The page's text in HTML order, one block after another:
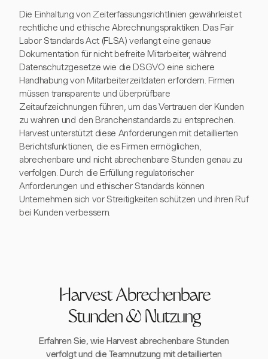
Die Einhaltung von Zeiterfassungsrichtlinien gewährleistet
rechtliche und ethische Abrechnungspraktiken. Das Fair
Labor Standards Act (FLSA) verlangt eine genaue
Dokumentation für nicht befreite Mitarbeiter, während
Datenschutzgesetze wie die DSGVO eine sichere
Handhabung von Mitarbeiterzeitdaten erfordern. Firmen
müssen transparente und überprüfbare
Zeitaufzeichnungen führen, um das Vertrauen der Kunden
zu wahren und den Branchenstandards zu entsprechen.
Harvest unterstützt diese Anforderungen mit detaillierten
Berichtsfunktionen, die es Firmen ermöglichen,
abrechenbare und nicht abrechenbare Stunden genau zu
verfolgen. Durch die Erfüllung regulatorischer
Anforderungen und ethischer Standards können
Unternehmen sich vor Streitigkeiten schützen und ihren Ruf
bei Kunden verbessern.
Harvest Abrechenbare
Stunden & Nutzung
Erfahren Sie, wie Harvest abrechenbare Stunden
verfolgt und die Teamnutzung mit detaillierten